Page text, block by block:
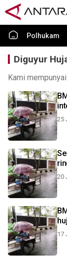
Polhukam
Diguyur
Kami
25
20
17